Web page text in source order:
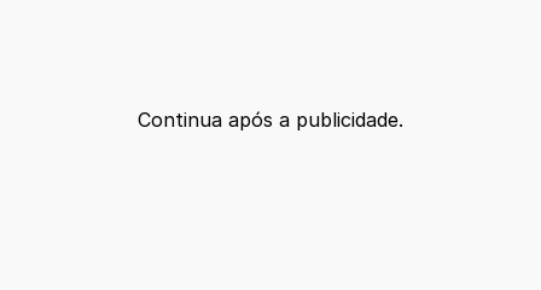
Continua após a publicidade.